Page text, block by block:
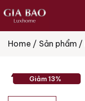
phẩm
Home Sản phẩm
Giảm 13%